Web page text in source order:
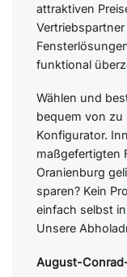
attraktiven
funktional
Wählen und
bequem von zu
Konfigurator.
maßgefertigten
Oranienburg
sparen? Kein
einfach selbst
Unsere
August-